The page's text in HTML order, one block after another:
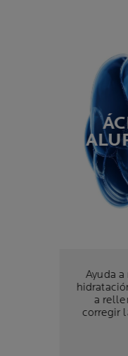
Ayuda
a
corregir